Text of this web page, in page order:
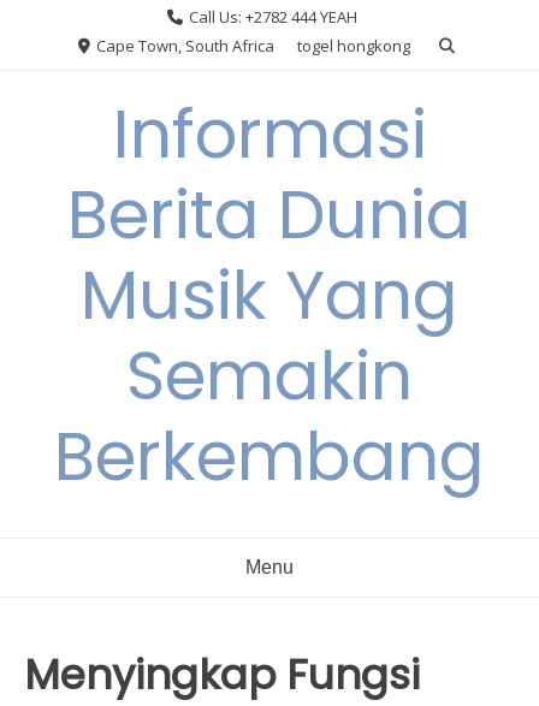
Call Us: +2782 444 YEAH
Cape Town, South Africa
togel hongkong
Informasi
Berita Dunia
Musik Yang
Semakin
Berkembang
Menu
Menyingkap Fungsi